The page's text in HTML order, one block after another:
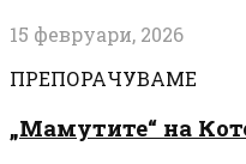
15 февруари, 2026
ПРЕПОРАЧУВАМЕ
„Мамутите“ на